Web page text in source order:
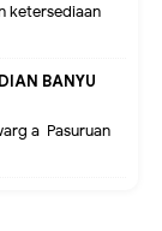
ketersediaan
BANYU
a Pasuruan